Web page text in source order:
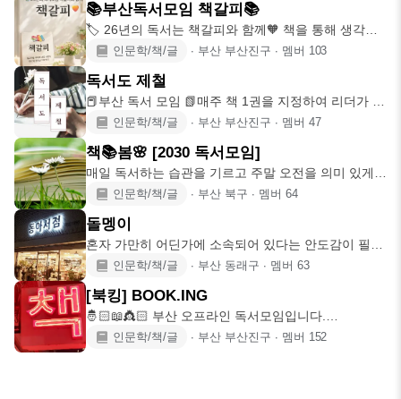
📚부산독서모임 책갈피📚
🏷 26년의 독서는 책갈피와 함께🧡 책을 통해 생각을
나누고 삶의 지혜
인문학/책/글 ∙ 부산 부산진구 ∙ 멤버 103
독서도 제철
📕부산 독서 모임 📗매주 책 1권을 지정하여 리더가 내
용 요약 및 생각
인문학/책/글 ∙ 부산 부산진구 ∙ 멤버 47
책📚봄🌸 [2030 독서모임]
매일 독서하는 습관을 기르고 주말 오전을 의미 있게
보내기 위한 독서 모
인문학/책/글 ∙ 부산 북구 ∙ 멤버 64
돌멩이
혼자 가만히 어딘가에 소속되어 있다는 안도감이 필요
해서 만든 모임.
인문학/책/글 ∙ 부산 동래구 ∙ 멤버 63
[북킹] BOOK.ING
🤴🏻📖👸🏻 부산 오프라인 독서모임입니다.
BOOK.ING Read. S
인문학/책/글 ∙ 부산 부산진구 ∙ 멤버 152